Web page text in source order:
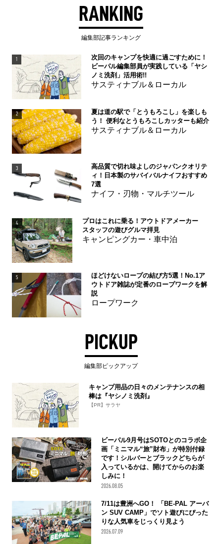
RANKING
編集部記事ランキング
1
次回のキャンプを快適に過ごすために！
ビーパル編集部員が実践している「ヤシ
ノミ洗剤」活用術!!
サスティナブル＆ローカル
2
夏は道の駅で「とうもろこし」を楽しも
う！ 便利なとうもろこしカッターも紹介
サスティナブル＆ローカル
3
高品質で切れ味よしのジャパンクオリテ
ィ！日本製のサバイバルナイフおすすめ
7選
ナイフ・刃物・マルチツール
4
プロはこれに乗る！アウトドアメーカー
スタッフの遊びグルマ拝見
キャンピングカー・車中泊
5
ほどけないロープの結び方5選！No.1ア
ウトドア雑誌が定番のロープワークを解
説
ロープワーク
PICKUP
編集部ピックアップ
キャンプ用品の日々のメンテナンスの相
棒は『ヤシノミ洗剤』
【PR】サラヤ
ビーパル9月号はSOTOとのコラボ企
画「ミニマル“旅”財布」が特別付録
です！シルバーとブラックどちらが
入っているかは、開けてからのお楽
しみに！
2026.08.05
7/11は豊洲へGO！ 「BE-PAL アーバ
ン SUV CAMP」でソト遊びにぴった
りな人気車をじっくり見よう
2026.07.09